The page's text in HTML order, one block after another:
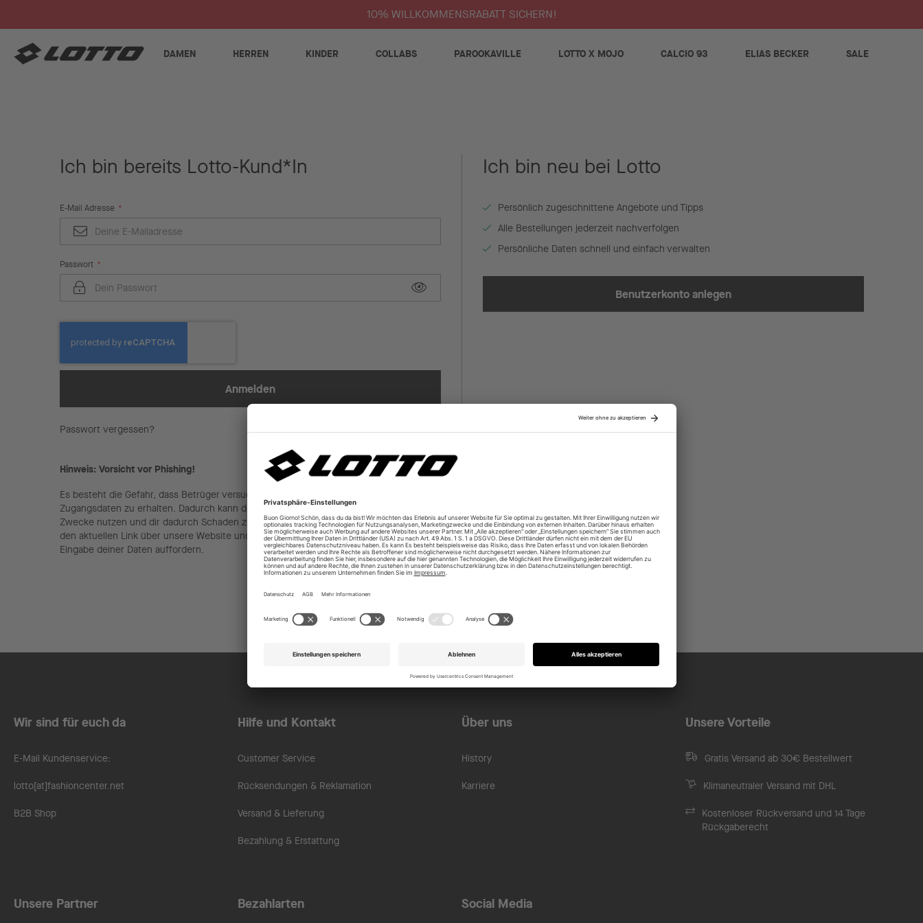
10% WILLKOMMENSRABATT SICHERN!
DAMEN HERREN KINDER COLLABS PAROOKAVILLE LOTTO X MOJO CALCIO 93 ELIAS BECKER SALE
Ich bin bereits Lotto-Kund*In
E-Mail Adresse
Passwort
Anmelden
Passwort vergessen?
Hinweis: Vorsicht vor Phishing!
Es besteht die Gefahr, dass Betrüger versuchen, über gefälschte Links deine
Zugangsdaten zu erhalten. Dadurch kann der Empfänger deinen Account für seine
Zwecke nutzen und dir dadurch Schaden zufügen. Nutze daher für deinen Log-In nur
den aktuellen Link über unsere Website und sei kritisch bei E-Mails, die dich zur
Eingabe deiner Daten auffordern.
Ich bin neu bei Lotto
Persönlich zugeschnittene Angebote und Tipps
Alle Bestellungen jederzeit nachverfolgen
Persönliche Daten schnell und einfach verwalten
Benutzerkonto anlegen
Wir sind für euch da
E-Mail Kundenservice:
lotto[at]fashioncenter.net
B2B Shop
Hilfe und Kontakt
Customer Service
Rücksendungen & Reklamation
Versand & Lieferung
Bezahlung & Erstattung
Über uns
History
Karriere
Unsere Vorteile
Gratis Versand ab 30€ Bestellwert
Klimaneutraler Versand mit DHL
Kostenloser Rückversand und 14 Tage
Rückgaberecht
Unsere Partner Bezahlarten Social Media